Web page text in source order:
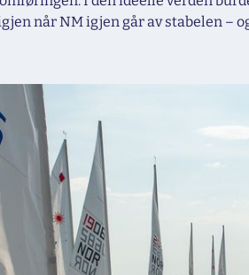
når NM igjen går av stabelen –